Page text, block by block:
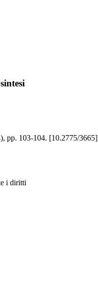
pp. 103-104. [10.2775/3665]
i diritti